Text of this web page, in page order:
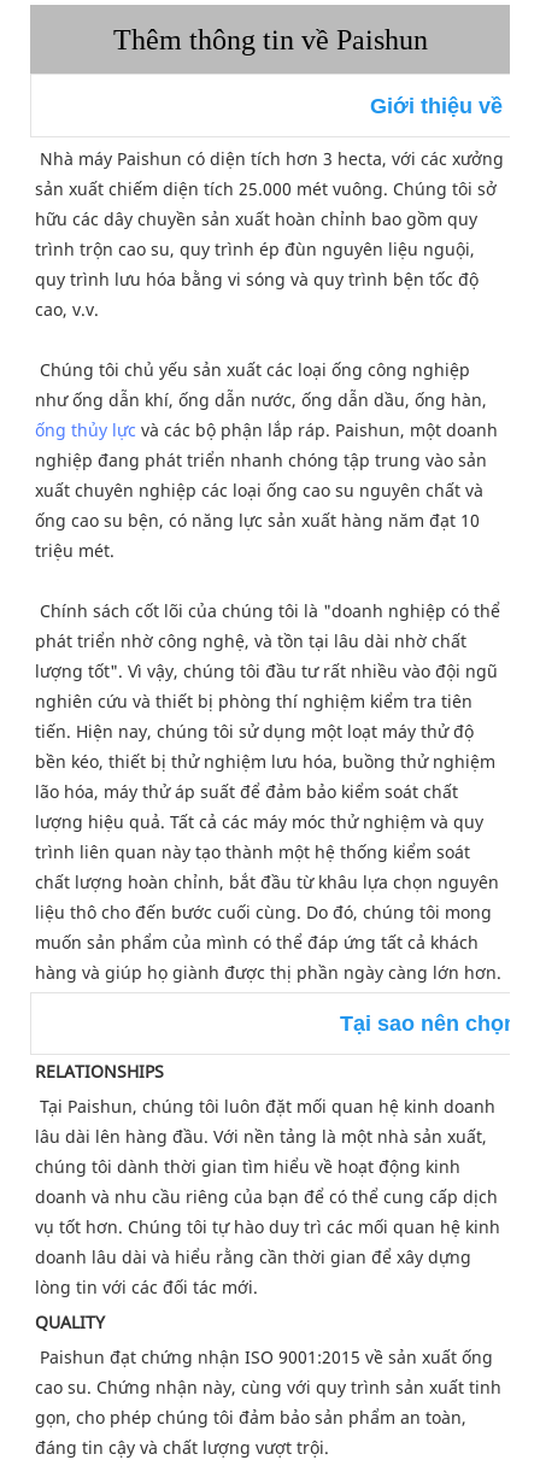
Thêm thông tin về Paishun
Giới thiệu về
Nhà máy Paishun có diện tích hơn 3 hecta, với các xưởng
sản xuất chiếm diện tích 25.000 mét vuông. Chúng tôi sở
hữu các dây chuyền sản xuất hoàn chỉnh bao gồm quy
trình trộn cao su, quy trình ép đùn nguyên liệu nguội,
quy trình lưu hóa bằng vi sóng và quy trình bện tốc độ
cao, v.v.
ống thủy lực và các bộ phận lắp ráp. Paishun, một doanh
nghiệp đang phát triển nhanh chóng tập trung vào sản
xuất chuyên nghiệp các loại ống cao su nguyên chất và
ống cao su bện, có năng lực sản xuất hàng năm đạt 10
triệu mét.
phát triển nhờ công nghệ, và tồn tại lâu dài nhờ chất
lượng tốt". Vì vậy, chúng tôi đầu tư rất nhiều vào đội ngũ
nghiên cứu và thiết bị phòng thí nghiệm kiểm tra tiên
tiến. Hiện nay, chúng tôi sử dụng một loạt máy thử độ
bền kéo, thiết bị thử nghiệm lưu hóa, buồng thử nghiệm
lão hóa, máy thử áp suất để đảm bảo kiểm soát chất
lượng hiệu quả. Tất cả các máy móc thử nghiệm và quy
trình liên quan này tạo thành một hệ thống kiểm soát
chất lượng hoàn chỉnh, bắt đầu từ khâu lựa chọn nguyên
liệu thô cho đến bước cuối cùng. Do đó, chúng tôi mong
muốn sản phẩm của mình có thể đáp ứng tất cả khách
hàng và giúp họ giành được thị phần ngày càng lớn hơn.
Tại sao nên chọn
RELATIONSHIPS
Tại Paishun, chúng tôi luôn đặt mối quan hệ kinh doanh
lâu dài lên hàng đầu. Với nền tảng là một nhà sản xuất,
chúng tôi dành thời gian tìm hiểu về hoạt động kinh
doanh và nhu cầu riêng của bạn để có thể cung cấp dịch
vụ tốt hơn. Chúng tôi tự hào duy trì các mối quan hệ kinh
doanh lâu dài và hiểu rằng cần thời gian để xây dựng
lòng tin với các đối tác mới.
QUALITY
Paishun đạt chứng nhận ISO 9001:2015 về sản xuất ống
cao su. Chứng nhận này, cùng với quy trình sản xuất tinh
gọn, cho phép chúng tôi đảm bảo sản phẩm an toàn,
đáng tin cậy và chất lượng vượt trội.